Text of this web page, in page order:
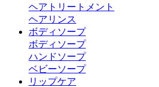
ヘアトリートメント
ヘアリンス
ボディソープ
ボディソープ
ハンドソープ
ベビーソープ
リップケア